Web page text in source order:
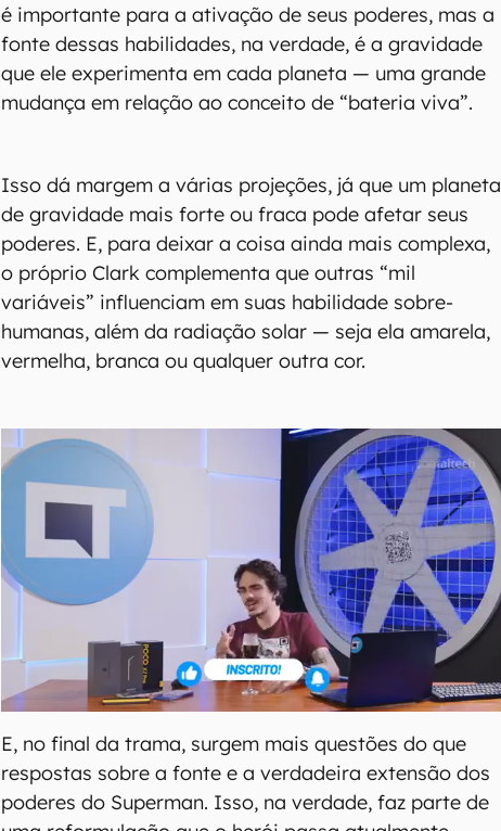
é importante para a ativação de seus poderes, mas a
fonte dessas habilidades, na verdade, é a gravidade
que ele experimenta em cada planeta — uma grande
mudança em relação ao conceito de “bateria viva”.
Isso dá margem a várias projeções, já que um planeta
de gravidade mais forte ou fraca pode afetar seus
poderes. E, para deixar a coisa ainda mais complexa,
o próprio Clark complementa que outras “mil
variáveis” influenciam em suas habilidade sobre-
humanas, além da radiação solar — seja ela amarela,
vermelha, branca ou qualquer outra cor.
E, no final da trama, surgem mais questões do que
respostas sobre a fonte e a verdadeira extensão dos
poderes do Superman. Isso, na verdade, faz parte de